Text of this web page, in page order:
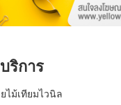
ริการ
ไม้เทียมไวนิล